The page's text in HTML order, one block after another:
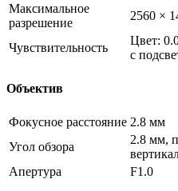
Максимальное
разрешение
2560 ×
Чувствительность
Цвет:
с
Объектив
Фокусное расстояние 2.8 мм
Угол обзора
2.8 мм,
Апертура
F1.0